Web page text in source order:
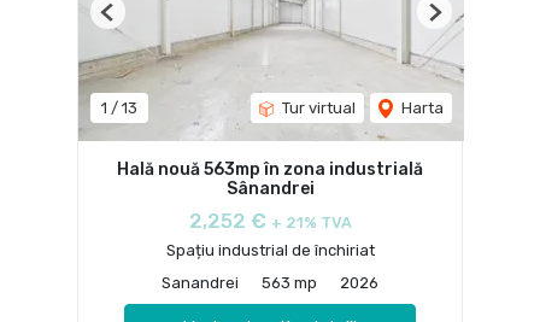
1 / 13 Tur virtual Harta
Previous Next
Hală nouă 563mp în zona industrială
Sânandrei
2,252 € + 21% TVA
Spațiu industrial de închiriat
Sanandrei
563 mp 2026